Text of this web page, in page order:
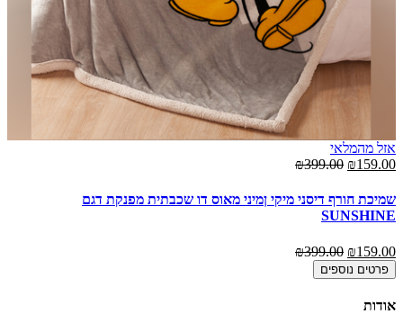
אזל מהמלאי
₪159.00
₪399.00
שמיכת חורף דיסני מיקי ןמיני מאוס דו שכבתית מפנקת דגם
SUNSHINE
₪159.00
₪399.00
פרטים נוספים
אודות